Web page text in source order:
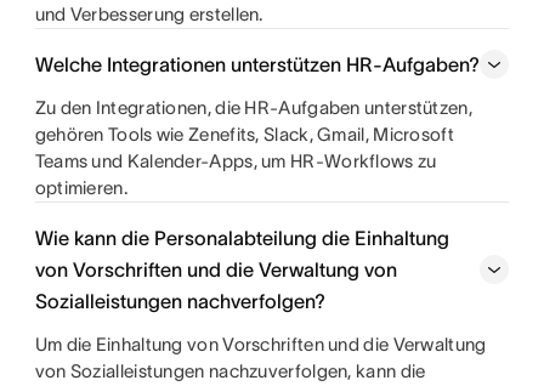
und Verbesserung erstellen.
Welche Integrationen unterstützen HR-Aufgaben?
Zu den Integrationen, die HR-Aufgaben unterstützen,
gehören Tools wie Zenefits, Slack, Gmail, Microsoft
Teams und Kalender-Apps, um HR-Workflows zu
optimieren.
Wie kann die Personalabteilung die Einhaltung
von Vorschriften und die Verwaltung von
Sozialleistungen nachverfolgen?
Um die Einhaltung von Vorschriften und die Verwaltung
von Sozialleistungen nachzuverfolgen, kann die